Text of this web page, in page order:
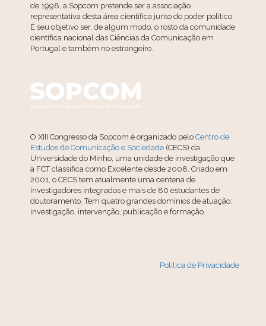
de 1998, a Sopcom pretende ser a associação
representativa desta área científica junto do poder político.
É seu objetivo ser, de algum modo, o rosto da comunidade
científica nacional das Ciências da Comunicação em
Portugal e também no estrangeiro.
O XIII Congresso da Sopcom é organizado peloCentro de
Estudos de Comunicação e Sociedade (CECS) da
Universidade do Minho, uma unidade de investigação que
a FCT classifica como Excelente desde 2008. Criado em
2001, o CECS tem atualmente uma centena de
investigadores integrados e mais de 80 estudantes de
doutoramento. Tem quatro grandes domínios de atuação:
investigação, intervenção, publicação e formação.
Política de Privacidade